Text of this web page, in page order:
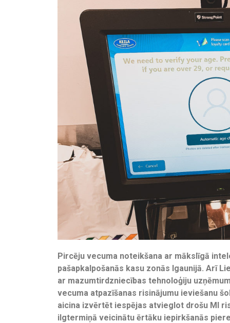
Pircēju vecuma noteikšana ar mākslīgā
pašapkalpošanās kasu zonās Igaunijā. Arī
ar mazumtirdzniecības tehnoloģiju
vecuma atpazīšanas risinājumu ieviešanu
aicina izvērtēt iespējas atvieglot drošu MI
ilgtermiņā veicinātu ērtāku iepirkšanās